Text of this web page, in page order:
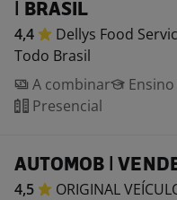
| BRASIL
4,4 Dellys Food
Todo Brasil
A combinar
Presencial
AUTOMOB |
4,5 ORIGINAL